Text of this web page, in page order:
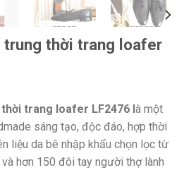
trung thời trang loafer
trang loafer LF2476 l à một
sáng tạo, độc đáo, hợp thời
liệu da bê nhập khẩu chọn lọc từ
và hơn 150 đôi tay người thợ lành